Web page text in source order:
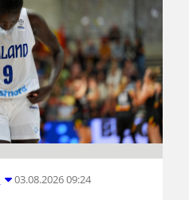
03.08.2026 09:24